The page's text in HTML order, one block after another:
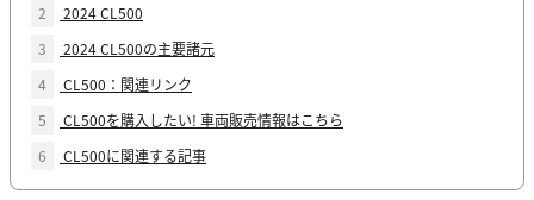
2
2024 CL500
3
2024 CL500の主要諸元
4
CL500：関連リンク
5
CL500を購入したい! 車両販売情報はこちら
6
CL500に関連する記事